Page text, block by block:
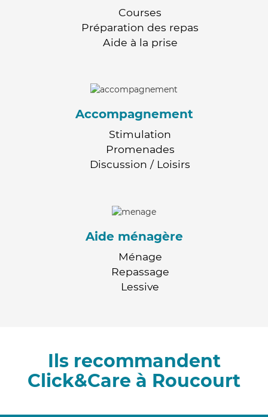
Courses
Préparation des repas
Aide à la prise
Accompagnement
Stimulation
Promenades
Discussion / Loisirs
Aide ménagère
Ménage
Repassage
Lessive
Ils recommandent
Click&Care à Roucourt